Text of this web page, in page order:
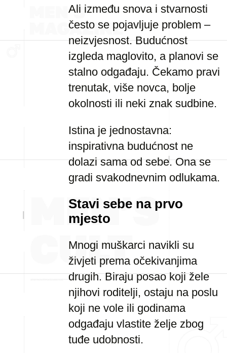
Ali između snova i stvarnosti
često se pojavljuje problem –
neizvjesnost. Budućnost
izgleda maglovito, a planovi se
stalno odgađaju. Čekamo pravi
trenutak, više novca, bolje
okolnosti ili neki znak sudbine.
Istina je jednostavna:
inspirativna budućnost ne
dolazi sama od sebe. Ona se
gradi svakodnevnim odlukama.
Stavi sebe na prvo
mjesto
Mnogi muškarci navikli su
živjeti prema očekivanjima
drugih. Biraju posao koji žele
njihovi roditelji, ostaju na poslu
koji ne vole ili godinama
odgađaju vlastite želje zbog
tuđe udobnosti.